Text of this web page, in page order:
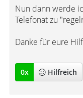
Nun dann werde
Telefonat zu
Danke für eure
0x Hilfreich